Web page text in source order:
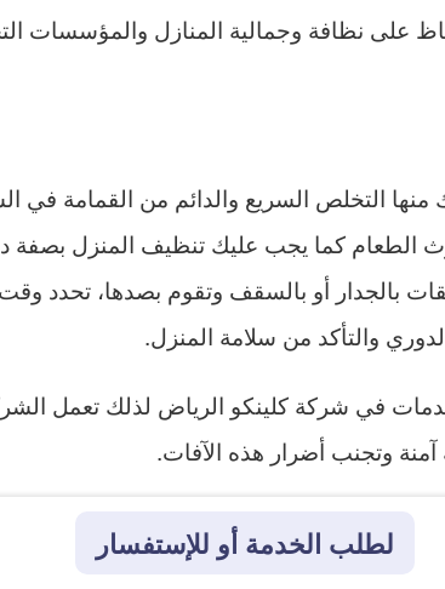
على نظافة وجمالية المنازل والمؤسسات
التخلص السريع والدائم من القمامة في
الطعام كما يجب عليك تنظيف المنزل بصفة
بالجدار أو بالسقف وتقوم بصدها، تحدد
والتأكد من سلامة المنزل.
في شركة كلينكو الرياض لذلك تعمل
وتجنب أضرار هذه الآفات.
لطلب الخدمة أو للإستفسار